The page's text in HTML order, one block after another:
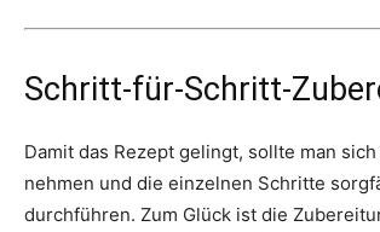
Schritt-für-Schritt-
Damit das Rezept gelingt, sollte man
nehmen und die einzelnen Schritte
durchführen. Zum Glück ist die